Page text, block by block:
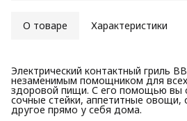
О товаре Характеристики
Электрический контактный гриль
незаменимым помощником для
здоровой пищи. С его помощью вы
сочные стейки, аппетитные овощи,
другое прямо у себя дома.